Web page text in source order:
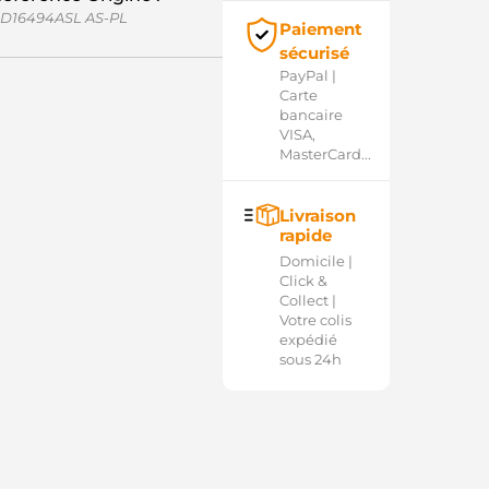
AS-PL
Paiement
sécurisé
PayPal |
Carte
bancaire
VISA,
MasterCard...
Livraison
rapide
Domicile |
Click &
Collect |
Votre colis
expédié
sous 24h